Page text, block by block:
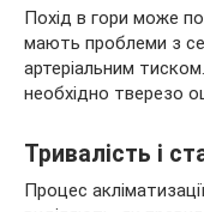
Похід в гори може
мають проблеми з
артеріальним
необхідно тверезо
Тривалість і
Процес